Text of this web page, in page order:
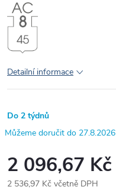
Detailní informace
Do 2 týdnů
27.8.2026
2 096,67 Kč
2 536,97 Kč včetně DPH